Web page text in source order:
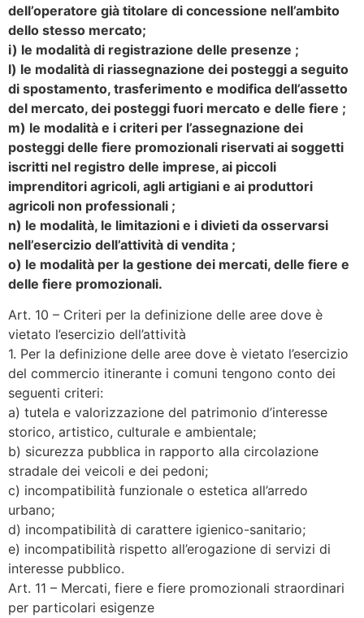
dell’operatore già titolare di concessione nell’ambito
dello stesso mercato;
i) le modalità di registrazione delle presenze ;
l) le modalità di riassegnazione dei posteggi a seguito
di spostamento, trasferimento e modifica dell’assetto
del mercato, dei posteggi fuori mercato e delle fiere ;
m) le modalità e i criteri per l’assegnazione dei
posteggi delle fiere promozionali riservati ai soggetti
iscritti nel registro delle imprese, ai piccoli
imprenditori agricoli, agli artigiani e ai produttori
agricoli non professionali ;
n) le modalità, le limitazioni e i divieti da osservarsi
nell’esercizio dell’attività di vendita ;
o) le modalità per la gestione dei mercati, delle fiere e
delle fiere promozionali.
Art. 10 – Criteri per la definizione delle aree dove è
vietato l’esercizio dell’attività
1. Per la definizione delle aree dove è vietato l’esercizio
del commercio itinerante i comuni tengono conto dei
seguenti criteri:
a) tutela e valorizzazione del patrimonio d’interesse
storico, artistico, culturale e ambientale;
b) sicurezza pubblica in rapporto alla circolazione
stradale dei veicoli e dei pedoni;
c) incompatibilità funzionale o estetica all’arredo
urbano;
d) incompatibilità di carattere igienico-sanitario;
e) incompatibilità rispetto all’erogazione di servizi di
interesse pubblico.
Art. 11 – Mercati, fiere e fiere promozionali straordinari
per particolari esigenze